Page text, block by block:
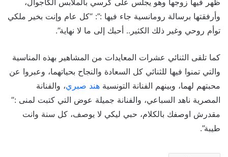
ظهر فيها زوجها وهو يجلس على كرسي بالملابس الكاجوال،
وأرفقتها برسالة رومانسية جاء فيها :”: “كل عام وإنت بخير ملكي
توأم روحي وغير ذلك الكثير.. أحبك إلى ما لا نهاية”.
كما تلقى الثنائي عشرات المعايدات من المشاهير بهذه المناسية
والتي تمنوا فيها للثنائي كل السعادة والنجاح بحياتهما، وعبروا عن
محبتهم لهما، وبينهم الفنانة التونسية هند صبري، والفنانة
المصرية ناهد السباعي، والفنانة جميلة عوض التي كتبت لمنى :”
مقدرش اوصفك بالكلام، حبي ليكي لا يوصف، كل سنة وانت
طيبة”.